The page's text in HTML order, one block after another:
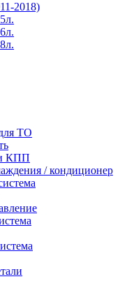
2018)
ТО
КПП
/ кондиционер